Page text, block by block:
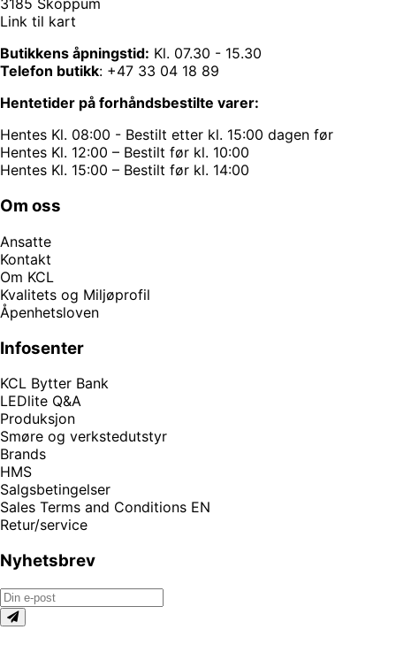
3185 Skoppum
Link til kart
Butikkens åpningstid: Kl. 07.30 - 15.30
Telefon butikk: +47 33 04 18 89
Hentetider på forhåndsbestilte varer:
Hentes Kl. 08:00 - Bestilt etter kl. 15:00 dagen før
Hentes Kl. 12:00 – Bestilt før kl. 10:00
Hentes Kl. 15:00 – Bestilt før kl. 14:00
Om oss
Ansatte
Kontakt
Om KCL
Kvalitets og Miljøprofil
Åpenhetsloven
Infosenter
KCL Bytter Bank
LEDlite Q&A
Produksjon
Smøre og verkstedutstyr
Brands
HMS
Salgsbetingelser
Sales Terms and Conditions EN
Retur/service
Nyhetsbrev